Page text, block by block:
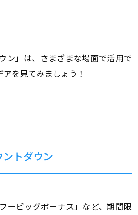
ン」は、さまざまな場面で活用で
を見てみましょう！
トダウン
ービッグボーナス」など、期間限